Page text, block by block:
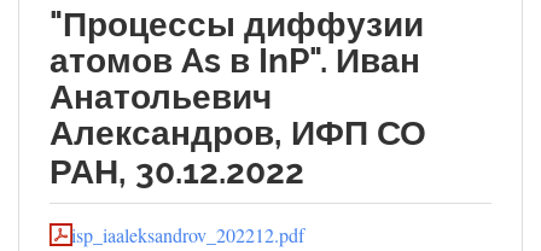
"Процессы диффузии
атомов As в InP". Иван
Анатольевич
Александров, ИФП СО
РАН, 30.12.2022
isp_iaaleksandrov_202212.pdf